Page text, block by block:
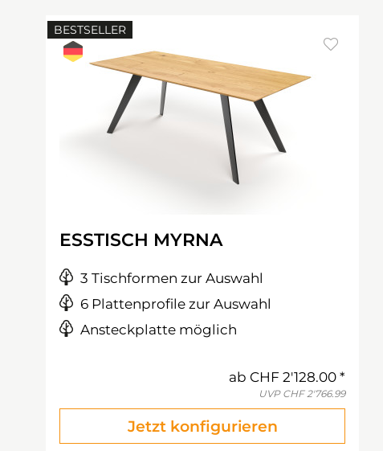
BESTSELLER
ESSTISCH MYRNA
3 Tischformen zur Auswahl
6 Plattenprofile zur Auswahl
Ansteckplatte möglich
ab CHF 2'128.00
UVP CHF 2'766.99
Jetzt konfigurieren